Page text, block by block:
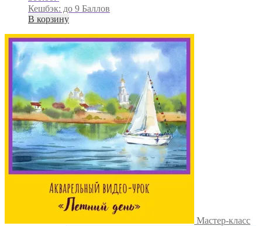
Кешбэк: до 9 Баллов
В корзину
Мастер-класс